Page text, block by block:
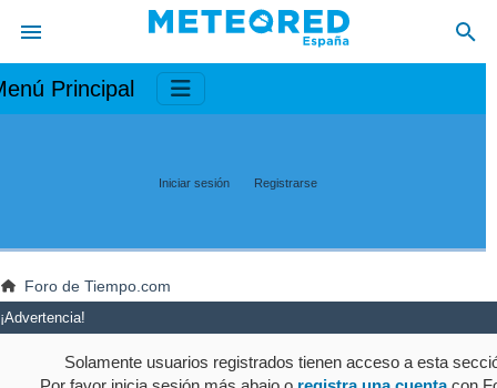
Principal
Iniciar sesión Registrarse
Foro de Tiempo.com
¡Advertencia!
Solamente usuarios registrados tienen acceso a esta